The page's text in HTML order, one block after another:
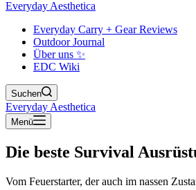
Everyday Aesthetica
Everyday Carry + Gear Reviews
Outdoor Journal
Über uns ✨
EDC Wiki
Suchen
Everyday Aesthetica
Menü
Die beste Survival
Vom Feuerstarter, der auch im nassen